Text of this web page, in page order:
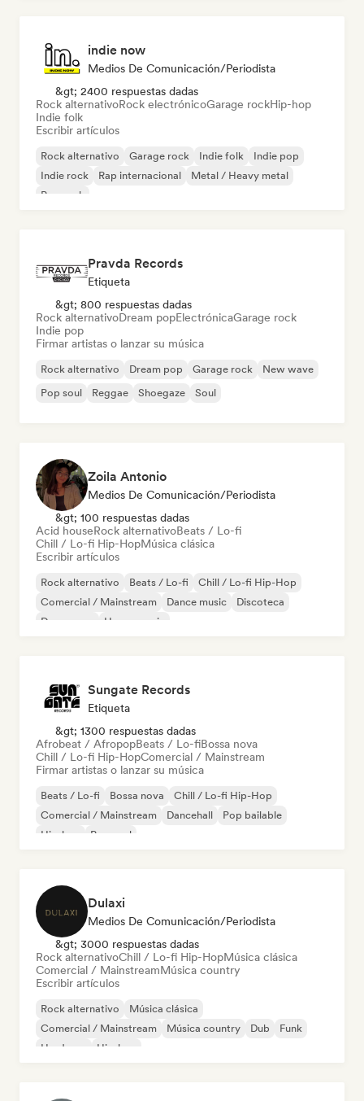
indie now
Medios De Comunicación/Periodista
&gt; 2400 respuestas dadas
Rock alternativoRock electrónicoGarage rockHip-hop
Indie folk
Escribir artículos
Rock alternativo Garage rock Indie folk
Indie pop
Indie rock
Rap internacional
Metal / Heavy metal
Pop rock
Pravda Records
Etiqueta
&gt; 800 respuestas dadas
Rock alternativoDream popElectrónicaGarage rock
Indie pop
Firmar artistas o lanzar su música
Rock alternativo Dream pop Garage rock
New wave
Pop soul
Reggae Shoegaze Soul
Zoila Antonio
Medios De Comunicación/Periodista
&gt; 100 respuestas dadas
Acid houseRock alternativoBeats / Lo-fi
Chill / Lo-fi Hip-HopMúsica clásica
Escribir artículos
Rock alternativo Beats / Lo-fi
Chill / Lo-fi Hip-Hop
Comercial / Mainstream
Dance music
Discoteca
Dream pop
House music
Sungate Records
Etiqueta
&gt; 1300 respuestas dadas
Afrobeat / AfropopBeats / Lo-fiBossa nova
Chill / Lo-fi Hip-HopComercial / Mainstream
Firmar artistas o lanzar su música
Beats / Lo-fi Bossa nova
Chill / Lo-fi Hip-Hop
Comercial / Mainstream
Dancehall
Pop bailable
Hip-hop
Pop soul
Dulaxi
Medios De Comunicación/Periodista
&gt; 3000 respuestas dadas
Rock alternativoChill / Lo-fi Hip-HopMúsica clásica
Comercial / MainstreamMúsica country
Escribir artículos
Rock alternativo
Música clásica
Comercial / Mainstream
Música country Dub
Funk
Hardcore
Hip-hop